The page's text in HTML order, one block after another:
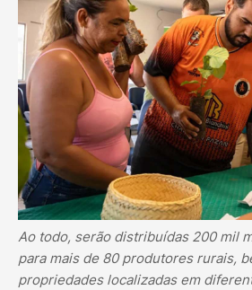
Ao todo, serão distribuídas 200 mil
para mais de 80 produtores rurais,
propriedades localizadas em